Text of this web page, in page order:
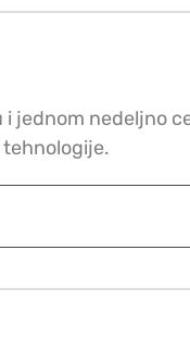
jednom nedeljno